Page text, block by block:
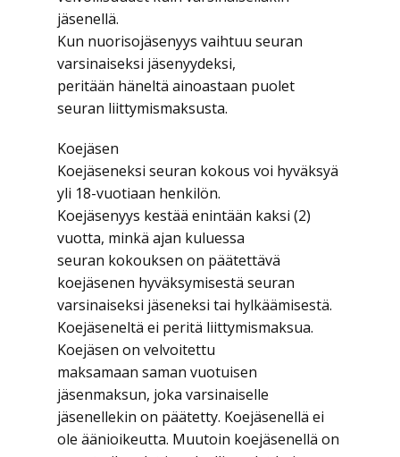
jäsenellä.
Kun nuorisojäsenyys vaihtuu seuran
varsinaiseksi jäsenyydeksi,
peritään häneltä ainoastaan puolet
seuran liittymismaksusta.
Koejäsen
Koejäseneksi seuran kokous voi hyväksyä
yli 18-vuotiaan henkilön.
Koejäsenyys kestää enintään kaksi (2)
vuotta, minkä ajan kuluessa
seuran kokouksen on päätettävä
koejäsenen hyväksymisestä seuran
varsinaiseksi jäseneksi tai hylkäämisestä.
Koejäseneltä ei peritä liittymismaksua.
Koejäsen on velvoitettu
maksamaan saman vuotuisen
jäsenmaksun, joka varsinaiselle
jäsenellekin on päätetty. Koejäsenellä ei
ole äänioikeutta. Muutoin koejäsenellä on